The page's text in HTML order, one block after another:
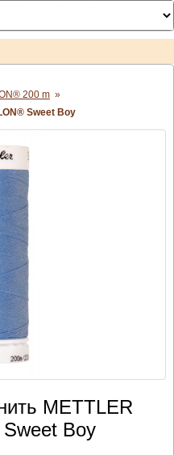
200 m »
Sweet Boy
METTLER
Boy